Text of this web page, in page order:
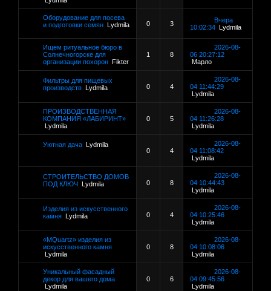
Оборудование для посева
и подготовки семян Lydmila 0 3
Вчера
10:02:34 Lydmila
Ищем ритуальное бюро в
Солнечногорске для
организации похорон Fikter
1 8
2026-08-
06 20:27:12
Марло
Фильтры для пищевых
производств Lydmila 0 4
2026-08-
04 11:44:29
Lydmila
ПРОИЗВОДСТВЕННАЯ
КОМПАНИЯ «ЛАБИРИНТ»
Lydmila
0 5
2026-08-
04 11:26:28
Lydmila
Уютная дача Lydmila
0
4
2026-08-
04 11:08:42
Lydmila
СТРОИТЕЛЬСТВО ДОМОВ
ПОД КЛЮЧ Lydmila 0 8
2026-08-
04 10:44:43
Lydmila
Изделия из искусственного
камня Lydmila 0 4
2026-08-
04 10:25:46
Lydmila
«MQuartz» изделия из
искусственного камня
Lydmila
0 8
2026-08-
04 10:08:06
Lydmila
Уникальный фасадный
декор для вашего дома
Lydmila
0 6
2026-08-
04 09:45:56
Lydmila